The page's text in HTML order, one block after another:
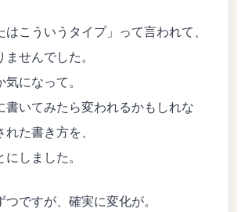
はこういうタイプ」って言われて、
せんでした。
になって。
書いてみたら変われるかもしれな
た書き方を、
しました。
ですが、確実に変化が。